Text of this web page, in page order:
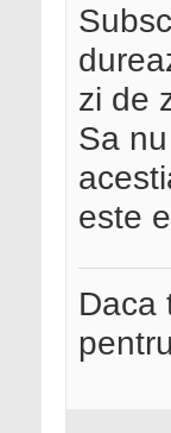
zi de
Sa
este
Daca